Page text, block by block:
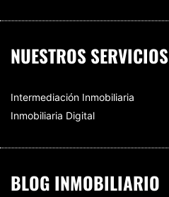
NUESTROS SERVICIOS
Intermediación Inmobiliaria
Inmobiliaria Digital
BLOG INMOBILIARIO